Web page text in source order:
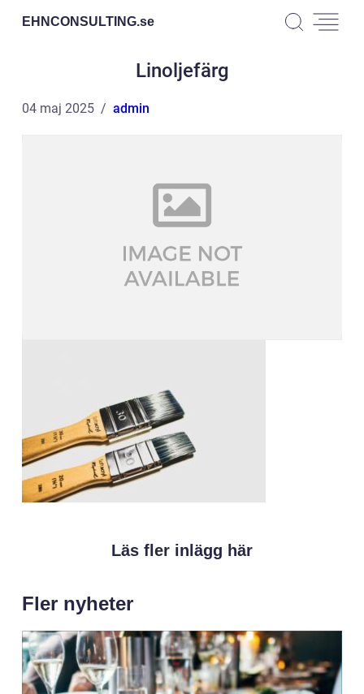
EHNCONSULTING.se
Linoljefärg
04 maj 2025 admin
Läs fler inlägg här
Fler nyheter